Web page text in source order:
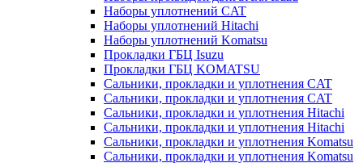
Наборы уплотнений CAT
Наборы уплотнений Hitachi
Наборы уплотнений Komatsu
Прокладки ГБЦ Isuzu
Прокладки ГБЦ KOMATSU
Сальники, прокладки и уплотнения CAT
Сальники, прокладки и уплотнения CAT
Сальники, прокладки и уплотнения Hitachi
Сальники, прокладки и уплотнения Hitachi
Сальники, прокладки и уплотнения Komatsu
Сальники, прокладки и уплотнения Komatsu